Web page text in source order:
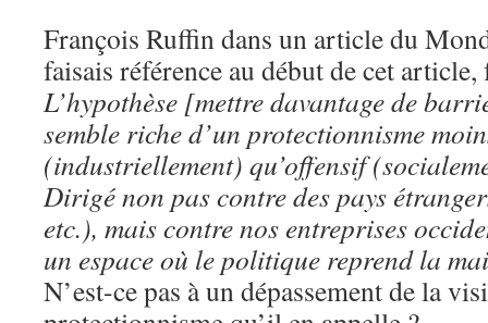
François Ruffin dans un article du
faisais référence au début de cet
L’hypothèse [mettre davantage de
semble riche d’un protectionnisme
(industriellement) qu’offensif
Dirigé non pas contre des pays
etc.), mais contre nos entreprises
un espace où le politique reprend la
N’est-ce pas à un dépassement de la